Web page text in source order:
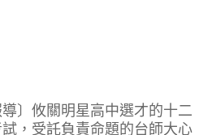
導〕攸關明星高中選才的十二
，受託負責命題的台師大心